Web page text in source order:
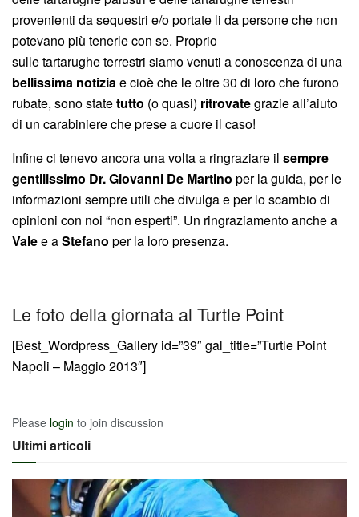
provenienti da sequestri e/o portate li da persone che non
potevano più tenerle con se. Proprio
sulle tartarughe terrestri siamo venuti a conoscenza di una
bellissima notiziae cioè che le oltre 30 di loro che furono
rubate, sono statetutto (o quasi) ritrovategrazie all’aiuto
di un carabiniere che prese a cuore il caso!
Infine ci tenevo ancora una volta a ringraziare il sempre
gentilissimo Dr. Giovanni De Martino per la guida, per le
informazioni sempre utili che divulga e per lo scambio di
opinioni con noi “non esperti”. Un ringraziamento anche a
Valee aStefano per la loro presenza.
Le foto della giornata al Turtle Point
[Best_Wordpress_Gallery id=”39″ gal_title=”Turtle Point
Napoli – Maggio 2013″]
Please login to join discussion
Ultimi articoli